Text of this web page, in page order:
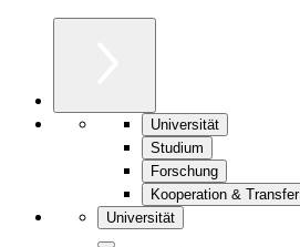
Universität
Studium
Forschung
Kooperation & Transfer
Universität